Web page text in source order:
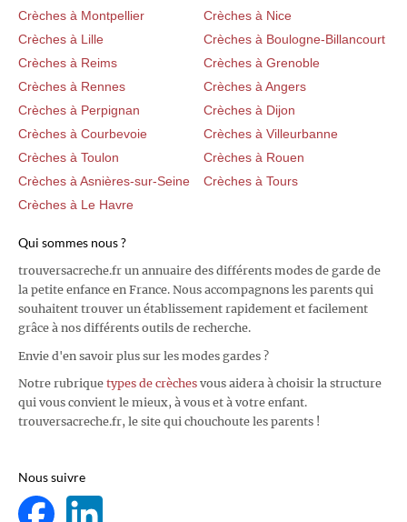
Crèches à Montpellier
Crèches à Nice
Crèches à Lille
Crèches à Boulogne-Billancourt
Crèches à Reims
Crèches à Grenoble
Crèches à Rennes
Crèches à Angers
Crèches à Perpignan
Crèches à Dijon
Crèches à Courbevoie
Crèches à Villeurbanne
Crèches à Toulon
Crèches à Rouen
Crèches à Asnières-sur-Seine
Crèches à Tours
Crèches à Le Havre
Qui sommes nous ?
trouversacreche.fr un annuaire des différents modes de garde de
la petite enfance en France. Nous accompagnons les parents qui
souhaitent trouver un établissement rapidement et facilement
grâce à nos différents outils de recherche.
Envie d'en savoir plus sur les modes gardes ?
Notre rubrique types de crèches vous aidera à choisir la structure
qui vous convient le mieux, à vous et à votre enfant.
trouversacreche.fr, le site qui chouchoute les parents !
Nous suivre